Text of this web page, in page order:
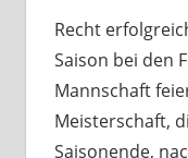
Recht
Saison bei den
Mannschaft
Meisterschaft,
Saisonende,